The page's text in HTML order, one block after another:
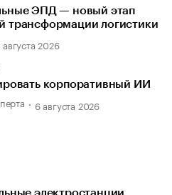
ЭПД — новый этап
трансформации логистики
августа 2026
корпоративный ИИ
6 августа 2026